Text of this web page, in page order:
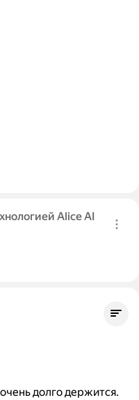
Alice AI
долго держится.